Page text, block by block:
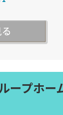
ープホ